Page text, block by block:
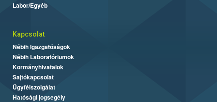
Labor/Egyéb
Kapcsolat
Nébih Igazgatóságok
Nébih Laboratóriumok
Kormányhivatalok
Sajtókapcsolat
Ügyfélszolgálat
Hatósági jogsegély